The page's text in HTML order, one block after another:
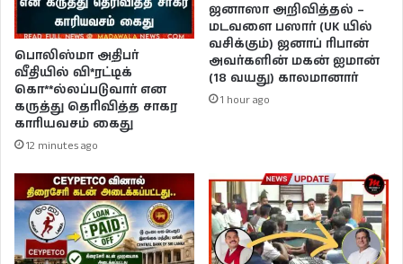
பொலிஸ்மா அதிபர்
வீதியில் வி*ரட்டிக்
கொ**ல்லப்படுவார் என
கருத்து தெரிவித்த சாகர
காரியவசம் கைது
12 minutes ago
ஜனாஸா அறிவித்தல் –
மடவளை பஸார் (UK யில்
வசிக்கும்) ஜனாப் ரிபான்
அவர்களின் மகன் ஐமான்
(18 வயது) காலமானார்
1 hour ago